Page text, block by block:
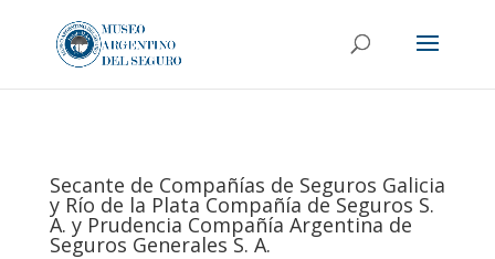
Secante de Compañías de Seguros Galicia
y Río de la Plata Compañía de Seguros S.
A. y Prudencia Compañía Argentina de
Seguros Generales S. A.